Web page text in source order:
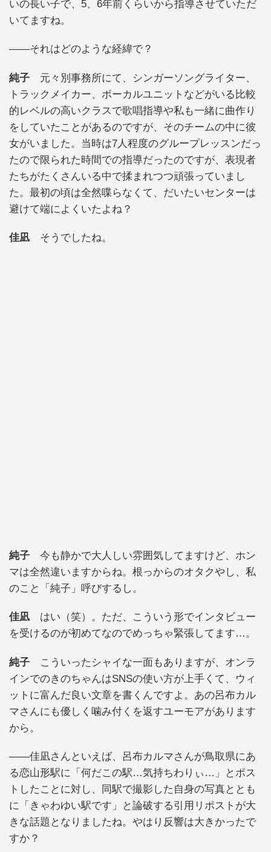
いの長い子で、5、6年前くらいから指導させていただ
いてますね。
——それはどのような経緯で？
純子 元々別事務所にて、シンガーソングライター、
トラックメイカー、ボーカルユニットなどがいる比較
的レベルの高いクラスで歌唱指導や私も一緒に曲作り
をしていたことがあるのですが、そのチームの中に彼
女がいました。当時は7人程度のグループレッスンだっ
たので限られた時間での指導だったのですが、表現者
たちがたくさんいる中で揉まれつつ頑張っていまし
た。最初の頃は全然喋らなくて、だいたいセンターは
避けて端によくいたよね？
佳凪 そうでしたね。
純子 今も静かで大人しい雰囲気してますけど、ホン
マは全然違いますからね。根っからのオタクやし、私
のこと「純子」呼びするし。
佳凪 はい（笑）。ただ、こういう形でインタビュー
を受けるのが初めてなのでめっちゃ緊張してます…。
純子 こういったシャイな一面もありますが、オンラ
インでのきのちゃんはSNSの使い方が上手くて、ウィ
ットに富んだ良い文章を書くんですよ。あの呂布カル
マさんにも優しく噛み付くを返すユーモアがあります
から。
——佳凪さんといえば、呂布カルマさんが鳥取県にあ
る恋山形駅に「何だこの駅…気持ちわりぃ…」とポス
トしたことに対し、同駅で撮影した自身の写真ととも
に「きゃわゆい駅です」と論破する引用リポストが大
きな話題となりましたね。やはり反響は大きかったで
すか？